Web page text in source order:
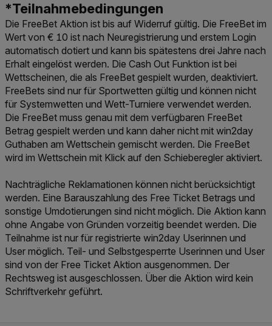
Die FreeBet Aktion ist bis auf Widerruf gültig. Die FreeBet im
Wert von € 10 ist nach Neuregistrierung und erstem Login
automatisch dotiert und kann bis spätestens drei Jahre nach
Erhalt eingelöst werden. Die Cash Out Funktion ist bei
Wettscheinen, die als FreeBet gespielt wurden, deaktiviert.
FreeBets sind nur für Sportwetten gültig und können nicht
für Systemwetten und Wett-Turniere verwendet werden.
Die FreeBet muss genau mit dem verfügbaren FreeBet
Betrag gespielt werden und kann daher nicht mit win2day
Guthaben am Wettschein gemischt werden. Die FreeBet
wird im Wettschein mit Klick auf den Schieberegler aktiviert.
Nachträgliche Reklamationen können nicht berücksichtigt
werden. Eine Barauszahlung des Free Ticket Betrags und
sonstige Umdotierungen sind nicht möglich. Die Aktion kann
ohne Angabe von Gründen vorzeitig beendet werden. Die
Teilnahme ist nur für registrierte win2day Userinnen und
User möglich. Teil- und Selbstgesperrte Userinnen und User
sind von der Free Ticket Aktion ausgenommen. Der
Rechtsweg ist ausgeschlossen. Über die Aktion wird kein
Schriftverkehr geführt.